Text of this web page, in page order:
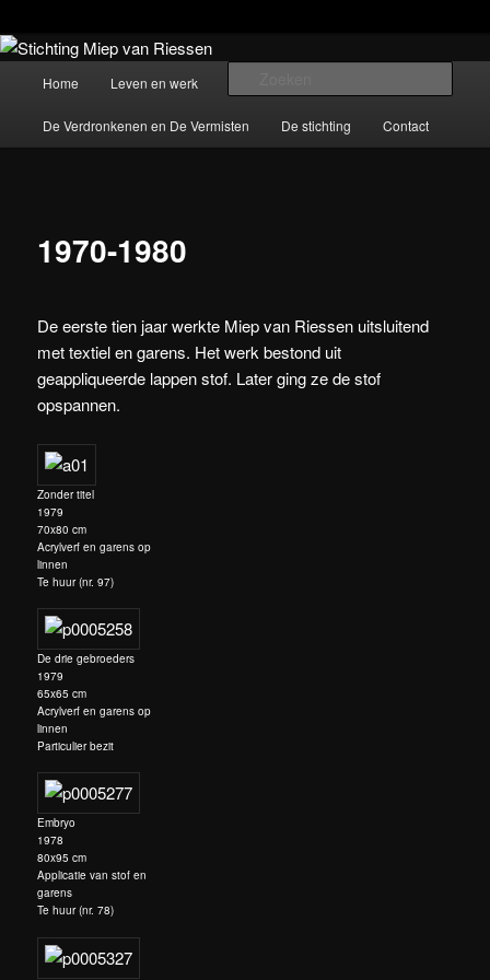
Spring
primaire
inhoudStichting Miep van Riessen
De stichting beheert het werk van beeldend kunstenaar Miep van Riessen
(1944-2015)
Hoofdmenu
Home Leven en werk
De Verdronkenen en De Vermisten De stichting Contact
1970-1980
De eerste tien jaar werkte Miep van Riessen uitsluitend
met textiel en garens. Het werk bestond uit
geappliqueerde lappen stof. Later ging ze de stof
opspannen.
Zonder titel
1979
70x80 cm
Acrylverf en garens op
linnen
Te huur (nr. 97)
De drie gebroeders
1979
65x65 cm
Acrylverf en garens op
linnen
Particulier bezit
Embryo
1978
80x95 cm
Applicatie van stof en
garens
Te huur (nr. 78)